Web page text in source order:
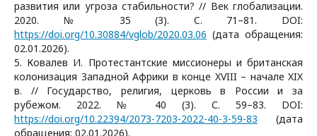
развития или угроза стабильности? // Век глобализации.
2020. № 35 (3). C. 71–81. DOI:
https://doi.org/10.30884/vglob/2020.03.06 (дата обращения:
02.01.2026).
5. Ковалев И. Протестантские миссионеры и британская
колонизация Западной Африки в конце XVIII – начале XIX
в. // Государство, религия, церковь в России и за
рубежом. 2022. № 40 (3). С. 59–83. DOI:
https://doi.org/10.22394/2073-7203-2022-40-3-59-83 (дата
обращения: 02.01.2026).